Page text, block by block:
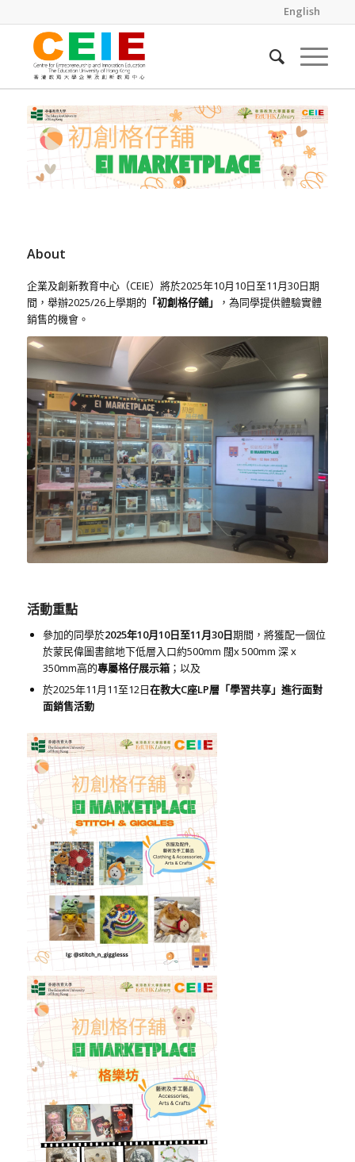
English
About
企業及創新教育中心（CEIE）將於2025年10月10日至11月30日期
間，舉辦2025/26上學期的 「初創格仔舖」
，為同學提供體驗實體
銷售的機會。
活動重點
參加的同學於2025年10月10日至11月30日期間，將獲配一個位
於蒙民偉圖書館地下低層入口約500mm 闊x 500mm 深 x
350mm高的專屬格仔展示箱；以及
於2025年11月11至12日在教大C座LP層「學習共享」進行面對
面銷售活動